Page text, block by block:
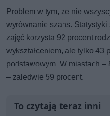
Problem w tym, że nie
wyrównanie szans.
zajęć korzysta 92 procent
wykształceniem, ale tylko 43
podstawowym. W miastach –
– zaledwie 59 procent.
To czytają teraz inni